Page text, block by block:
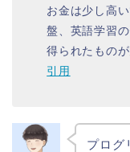
お金は少し高
盤、英語学習
得られたもの
引用
プログ